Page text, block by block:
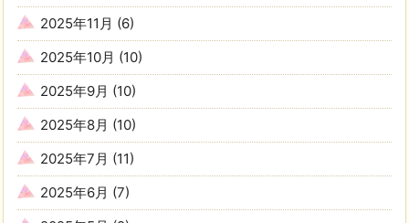
2025年11月 (6)
2025年10月 (10)
2025年9月 (10)
2025年8月 (10)
2025年7月 (11)
2025年6月 (7)